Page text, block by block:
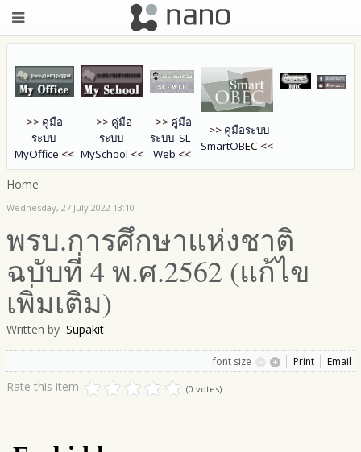
>> คู่มือ
ระบบ
MyOffice <<
>> คู่มือ
ระบบ
MySchool <<
>> คู่มือ
ระบบ SL-
Web <<
>> คู่มือระบบ
SmartOBEC <<
Home
Wednesday, 27 July 2022 13:10
พรบ.การศึกษาแห่งชาติ
ฉบับที่ 4 พ.ศ.2562 (แก้ไข
เพิ่มเติม)
Written by Supakit
font size Print Email
Rate this item (0 votes)